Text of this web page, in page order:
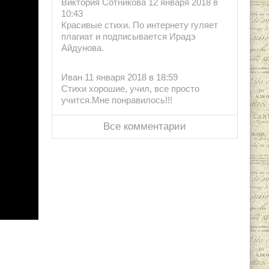
Виктория Сотникова 12 января 2018 в
10:43
Красивые стихи. По интернету гуляет
плагиат и подписывается Ирадэ
Айдунова.
Иван 11 января 2018 в 18:59
Стихи хорошие, учил, все просто
учится.Мне понравилось!!!
Все комментарии